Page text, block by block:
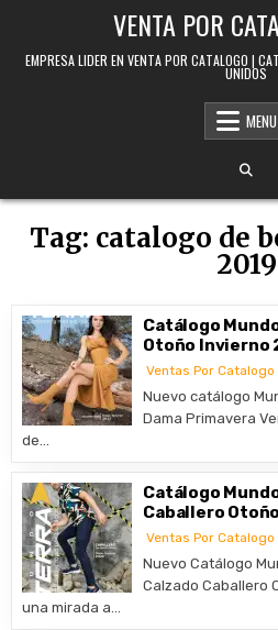
VENTA POR
EMPRESA LIDER EN VENTA POR CATALOGO |
UNIDOS
MENU
Tag: catalogo de
2019
Catálogo
Otoño Invierno
Ventas Por Catalogo
Nuevo catálogo
Dama Primavera
de…
Catálogo
Caballero
Ventas Por Catalogo
Nuevo Catálogo
Calzado Caballero
una mirada a…